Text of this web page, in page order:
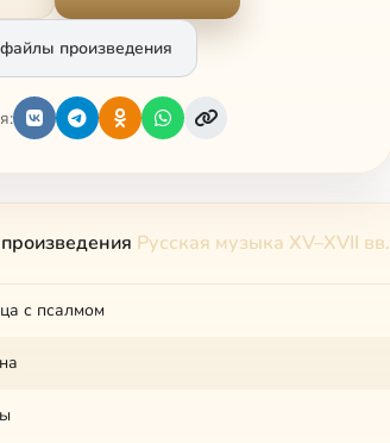
произведения
Русская музыка XV–XVII вв.
с псалмом